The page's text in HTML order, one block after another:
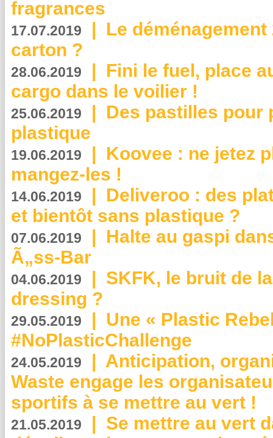
fragrances
17.07.2019 | Le
carton ?
28.06.2019 | Fini le fuel, place
cargo dans le voilier !
25.06.2019 | Des pastilles pour
plastique
19.06.2019 | Koovee : ne jetez
mangez-les !
14.06.2019 | Deliveroo : des
et bientôt sans plastique ?
07.06.2019 | Halte au gaspi
Ã„ss-Bar
04.06.2019 | SKFK, le bruit de
dressing ?
29.05.2019 | Une « Plastic
#NoPlasticChallenge
24.05.2019 | Anticipation,
Waste engage les
sportifs à se mettre au vert !
21.05.2019 | Se mettre au vert